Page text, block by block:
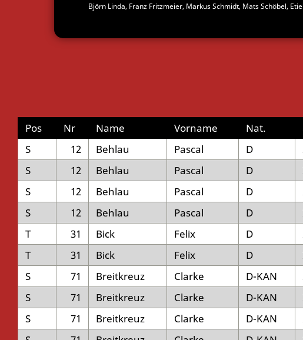
Björn Linda, Franz Fritzmeier, Markus Schmidt, Mats Schöbel,
S 12 Behlau Pascal D
S
12 Behlau Pascal D
S
12 Behlau Pascal D
S
12 Behlau Pascal D
T
31 Bick Felix D
T
31 Bick Felix D
S
71 Breitkreuz Clarke D-KAN
S
71 Breitkreuz Clarke D-KAN
S
71 Breitkreuz Clarke D-KAN
Pos Nr Name Vorname Nat.